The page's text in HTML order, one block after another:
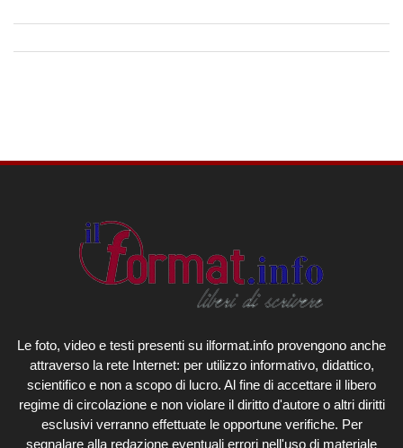
Le foto, video e testi presenti su ilformat.info provengono anche
attraverso la rete Internet: per utilizzo informativo, didattico,
scientifico e non a scopo di lucro. Al fine di accettare il libero
regime di circolazione e non violare il diritto d'autore o altri diritti
esclusivi verranno effettuate le opportune verifiche. Per
segnalare alla redazione eventuali errori nell'uso di materiale